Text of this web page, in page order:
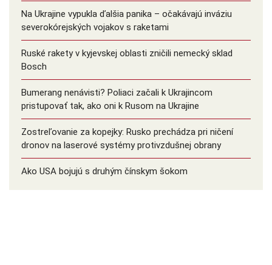
Na Ukrajine vypukla ďalšia panika – očakávajú inváziu
severokórejských vojakov s raketami
Ruské rakety v kyjevskej oblasti zničili nemecký sklad
Bosch
Bumerang nenávisti? Poliaci začali k Ukrajincom
pristupovať tak, ako oni k Rusom na Ukrajine
Zostreľovanie za kopejky: Rusko prechádza pri ničení
dronov na laserové systémy protivzdušnej obrany
Ako USA bojujú s druhým čínskym šokom